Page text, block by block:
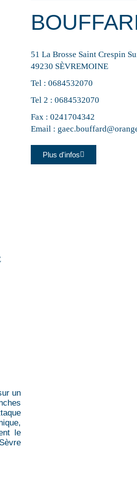
un
le
51 La Brosse Saint Crespin
49230 SÈVREMOINE
Tel : 0684532070
Tel 2 : 0684532070
Fax : 0241704342
Email :
Plus d'infos